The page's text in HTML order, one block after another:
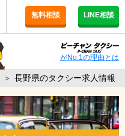
無料相談 LINE相談
がNo.1の理由とは
＞ 長野県のタクシー求人情報